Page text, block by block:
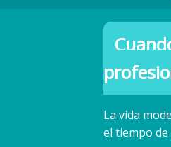
La vida
el tiempo